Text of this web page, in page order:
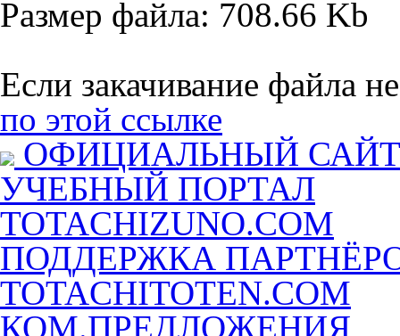
Размер файла: 708.66 Kb
Если закачивание файла
по этой ссылке
ОФИЦИАЛЬНЫЙ
УЧЕБНЫЙ ПОРТАЛ
TOTACHIZUNO.COM
ПОДДЕРЖКА
TOTACHITOTEN.COM
КОМ.ПРЕДЛОЖЕНИЯ